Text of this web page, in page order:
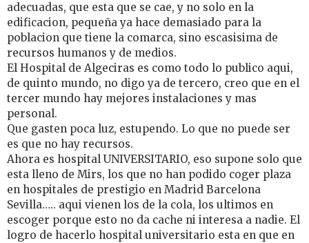
adecuadas, que esta que se cae, y no solo en la
edificacion, pequeña ya hace demasiado para la
poblacion que tiene la comarca, sino escasisima de
recursos humanos y de medios.
El Hospital de Algeciras es como todo lo publico aqui,
de quinto mundo, no digo ya de tercero, creo que en el
tercer mundo hay mejores instalaciones y mas
personal.
Que gasten poca luz, estupendo. Lo que no puede ser
es que no hay recursos.
Ahora es hospital UNIVERSITARIO, eso supone solo que
esta lleno de Mirs, los que no han podido coger plaza
en hospitales de prestigio en Madrid Barcelona
Sevilla….. aqui vienen los de la cola, los ultimos en
escoger porque esto no da cache ni interesa a nadie. El
logro de hacerlo hospital universitario esta en que en